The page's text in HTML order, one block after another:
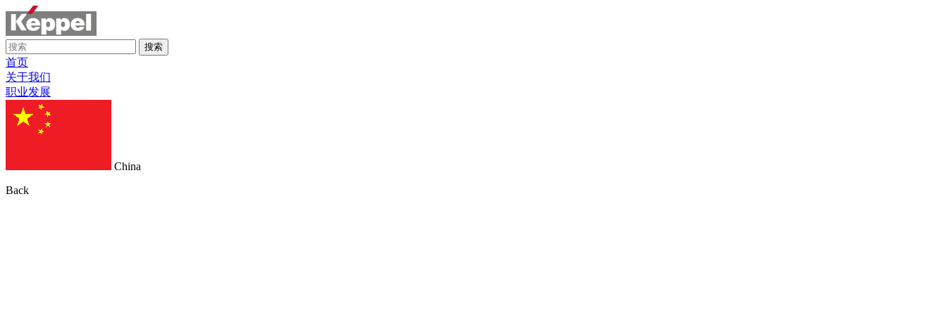
搜索
首页
关于我们
职业发展
China
Back